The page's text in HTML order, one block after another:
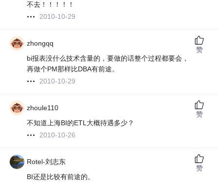
不去！！！！！
2010-10-29
zhongqq
bi报表没什么技术含量的，要做的话整个过程都要会，
再做个PM那样比DBA有前途。
2010-10-29
赞
zhoule110
不知道上海BI的ETL大概待遇多少？
2010-10-26
赞
Rotel-刘志东
BI还是比较有前途的。
赞